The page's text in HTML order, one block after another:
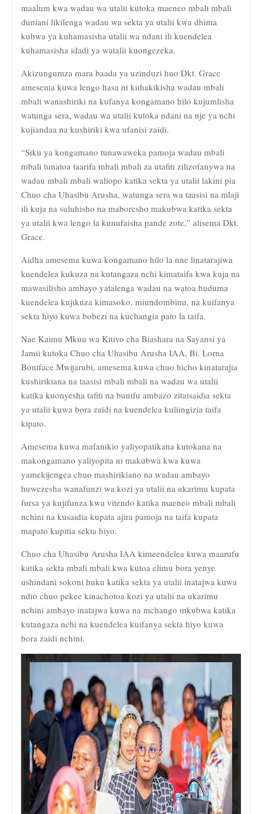
maalum kwa wadau wa utalii kutoka maeneo mbali mbali
duniani likilenga wadau wa sekta ya utalii kwa dhima
kubwa ya kuhamasisha utalii wa ndani ili kuendelea
kuhamasisha idadi ya watalii kuongezeka.
Akizungumza mara baada ya uzinduzi huo Dkt. Grace
amesema kuwa lengo hasa ni kuhakikisha wadau mbali
mbali wanashiriki na kufanya kongamano hilo kujumlisha
watunga sera, wadau wa utalii kutoka ndani na nje ya nchi
kujiandaa na kushiriki kwa ufanisi zaidi.
“Siku ya kongamano tunawaweka pamoja wadau mbali
mbali tunatoa taarifa mbali mbali za utafiti zilizofanywa na
wadau mbali mbali waliopo katika sekta ya utalii lakini pia
Chuo cha Uhasibu Arusha, watunga sera wa taasisi na mlaji
ili kuja na suluhisho na maboresho makubwa katika sekta
ya utalii kwa lengo la kunufaisha pande zote,” alisema Dkt.
Grace.
Aidha amesema kuwa kongamano hilo la nne linatarajiwa
kuendelea kukuza na kutangaza nchi kimataifa kwa kuja na
mawasilisho ambayo yatalenga wadau na watoa huduma
kuendelea kujikuza kimasoko, miundombinu, na kuifanya
sekta hiyo kuwa bobezi na kuchangia pato la taifa.
Nae Kaimu Mkuu wa Kitivo cha Biashara na Sayansi ya
Jamii kutoka Chuo cha Uhasibu Arusha IAA, Bi. Lorna
Boniface Mwijarubi, amesema kuwa chuo hicho kinatarajia
kushirikiana na taasisi mbali mbali na wadau wa utalii
katika kuonyesha tafiti na bunifu ambazo zitaisaidia sekta
ya utalii kuwa bora zaidi na kuendelea kuliingizia taifa
kipato.
Amesema kuwa mafanikio yaliyopatikana kutokana na
makongamano yaliyopita ni makubwa kwa kuwa
yamekijengea chuo mashirikiano na wadau ambayo
huwezesha wanafunzi wa kozi ya utalii na ukarimu kupata
fursa ya kujifunza kwa vitendo katika maeneo mbali mbali
nchini na kusaidia kupata ajira pamoja na taifa kupata
mapato kupitia sekta hiyo.
Chuo cha Uhasibu Arusha IAA kimeendelea kuwa maarufu
katika sekta mbali mbali kwa kutoa elimu bora yenye
ushindani sokoni huku katika sekta ya utalii inatajwa kuwa
ndio chuo pekee kinachotoa kozi ya utalii na ukarimu
nchini ambayo inatajwa kuwa na mchango mkubwa katika
kutangaza nchi na kuendelea kuifanya sekta hiyo kuwa
bora zaidi nchini.